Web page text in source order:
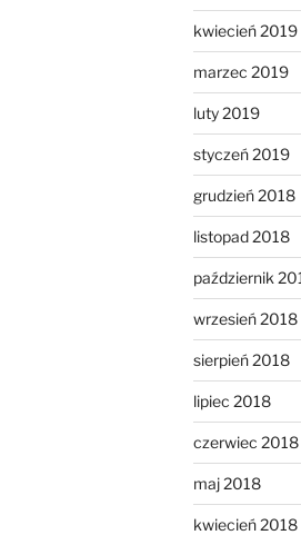
kwiecień 2019
marzec 2019
luty 2019
styczeń 2019
grudzień 2018
listopad 2018
październik
wrzesień 2018
sierpień 2018
lipiec 2018
czerwiec 2018
maj 2018
kwiecień 2018